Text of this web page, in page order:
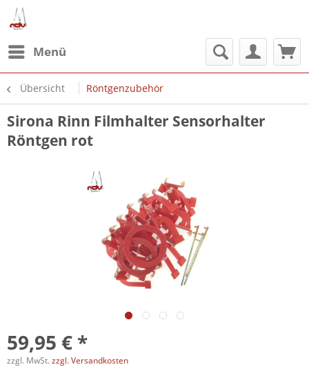
Menü
Übersicht Röntgenzubehör
Sirona Rinn Filmhalter Sensorhalter
Röntgen rot
59,95 € *
zzgl. MwSt. zzgl. Versandkosten